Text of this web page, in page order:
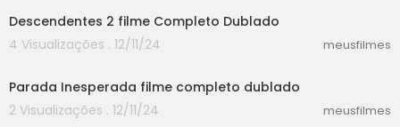
Descendentes 2 filme Completo Dublado
4 Visualizações . 12/11/24
meusfilmes
Parada Inesperada filme completo dublado
2 Visualizações . 12/11/24
meusfilmes